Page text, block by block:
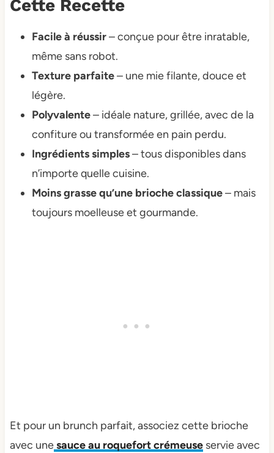
Cette Recette
Facile à réussir– conçue pour être inratable,
même sans robot.
Texture parfaite– une mie filante, douce et
légère.
Polyvalente– idéale nature, grillée, avec de la
confiture ou transformée en pain perdu.
Ingrédients simples– tous disponibles dans
n’importe quelle cuisine.
Moins grasse qu’une brioche classique– mais
toujours moelleuse et gourmande.
Et pour un brunch parfait, associez cette brioche
avec unesauce au roquefort crémeuseservie avec